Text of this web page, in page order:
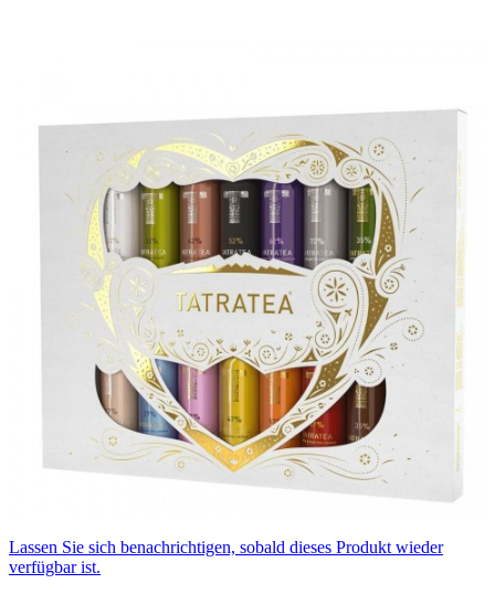
Lassen Sie sich benachrichtigen, sobald dieses Produkt wieder
verfügbar ist.